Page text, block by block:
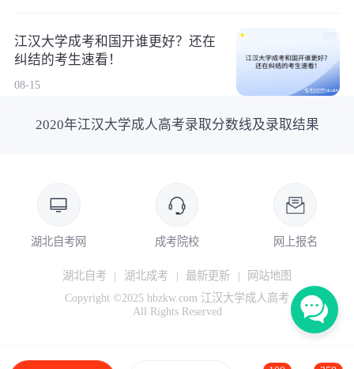
江汉大学成考和国开谁更好？还在
纠结的考生速看！
08-15
2020年江汉大学成人高考录取分数线及录取结果
湖北自考网 成考院校 网上报名
湖北自考 | 湖北成考 | 最新更新 |
网站地图
Copyright ©2025 hbzkw.com 江汉大学成人高考
All Rights Reserved